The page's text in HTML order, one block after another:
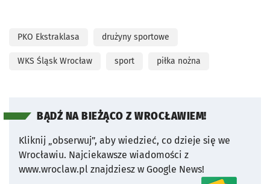
PKO Ekstraklasa drużyny sportowe
WKS Śląsk Wrocław sport piłka nożna
BĄDŹ NA BIEŻĄCO Z WROCŁAWIEM!
Kliknij „obserwuj”, aby wiedzieć, co dzieje się we
Wrocławiu. Najciekawsze wiadomości z
www.wroclaw.pl znajdziesz w Google News!